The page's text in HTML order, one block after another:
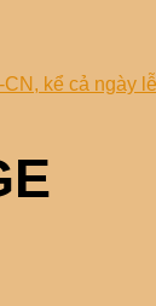
kể cả ngày lễ